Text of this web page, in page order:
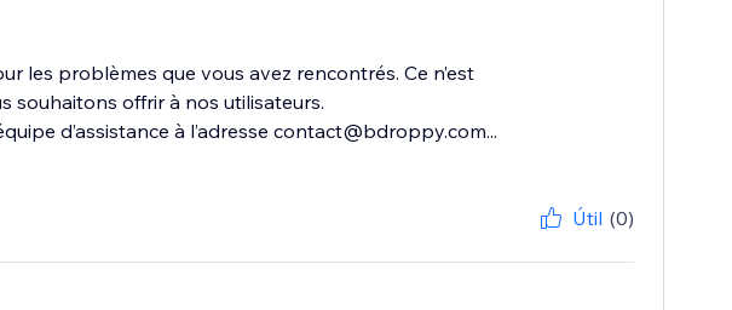
les problèmes que vous avez rencontrés. Ce n’est
souhaitons offrir à nos utilisateurs.
d’assistance à l’adresse contact@bdroppy.com...
Útil (0)